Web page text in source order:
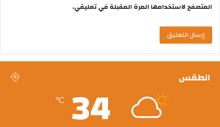
المتصفح لاستخدامها المرة المقبلة في تعليقي.
الطقس 34
℃